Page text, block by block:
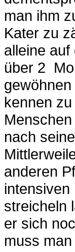
man ihm
Kater zu
alleine
über 2
kennen
nach
anderen
streicheln
er sich
muss